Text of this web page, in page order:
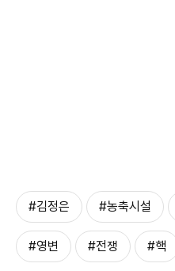
#김정은 #농축시설
#영변 #전쟁 #핵